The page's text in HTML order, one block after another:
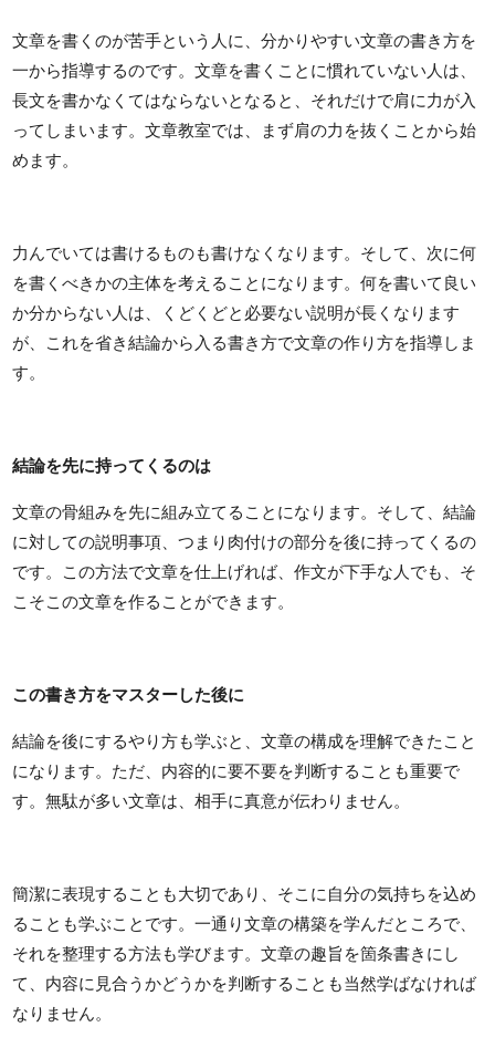
文章を書くのが苦手という人に、分かりやすい文章の書き方を
一から指導するのです。文章を書くことに慣れていない人は、
長文を書かなくてはならないとなると、それだけで肩に力が入
ってしまいます。文章教室では、まず肩の力を抜くことから始
めます。
力んでいては書けるものも書けなくなります。そして、次に何
を書くべきかの主体を考えることになります。何を書いて良い
か分からない人は、くどくどと必要ない説明が長くなります
が、これを省き結論から入る書き方で文章の作り方を指導しま
す。
結論を先に持ってくるのは
文章の骨組みを先に組み立てることになります。そして、結論
に対しての説明事項、つまり肉付けの部分を後に持ってくるの
です。この方法で文章を仕上げれば、作文が下手な人でも、そ
こそこの文章を作ることができます。
この書き方をマスターした後に
結論を後にするやり方も学ぶと、文章の構成を理解できたこと
になります。ただ、内容的に要不要を判断することも重要で
す。無駄が多い文章は、相手に真意が伝わりません。
簡潔に表現することも大切であり、そこに自分の気持ちを込め
ることも学ぶことです。一通り文章の構築を学んだところで、
それを整理する方法も学びます。文章の趣旨を箇条書きにし
て、内容に見合うかどうかを判断することも当然学ばなければ
なりません。